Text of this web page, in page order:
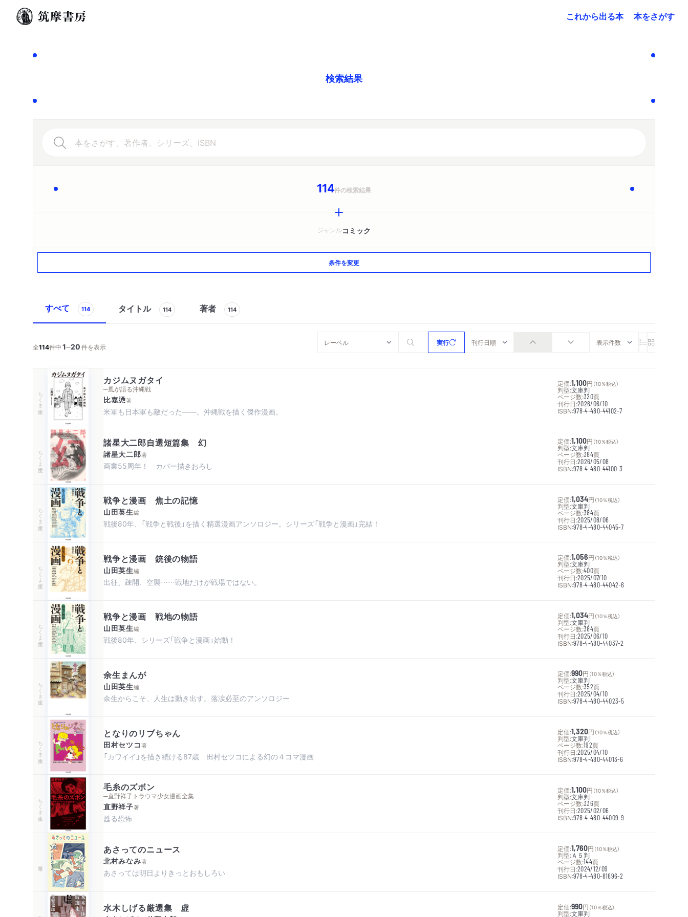
これから出る本 本をさがす
検索結果
114件の検索結果
ジャンルコミック
条件を変更
すべて 114 タイトル 114 著者 114
全114件中1─20件を表示
実行
ちくま文庫
カジムヌガタイ
─風が語る沖縄戦
比嘉慂著
米軍も日本軍も敵だった――。沖縄戦を描く傑作漫画。
定価:1,100円 （10％税込）
判型:文庫判
ページ数:320頁
刊行日:2026/06/10
ISBN:978-4-480-44102-7
ちくま文庫
諸星大二郎自選短篇集 幻
諸星大二郎著
画業55周年！ カバー描きおろし
定価:1,100円 （10％税込）
判型:文庫判
ページ数:384頁
刊行日:2026/05/08
ISBN:978-4-480-44100-3
ちくま文庫
戦争と漫画 焦土の記憶
山田英生編
戦後80年、「戦争と戦後」を描く精選漫画アンソロジー。シリーズ「戦争と漫画」完結！
定価:1,034円 （10％税込）
判型:文庫判
ページ数:384頁
刊行日:2025/08/06
ISBN:978-4-480-44045-7
ちくま文庫
戦争と漫画 銃後の物語
山田英生編
出征、疎開、空襲……戦地だけが戦場ではない。
定価:1,056円 （10％税込）
判型:文庫判
ページ数:400頁
刊行日:2025/07/10
ISBN:978-4-480-44042-6
ちくま文庫
戦争と漫画 戦地の物語
山田英生編
戦後80年、シリーズ「戦争と漫画」始動！
定価:1,034円 （10％税込）
判型:文庫判
ページ数:384頁
刊行日:2025/06/10
ISBN:978-4-480-44037-2
ちくま文庫
余生まんが
山田英生編
余生からこそ、人生は動き出す。落涙必至のアンソロジー
定価:990円 （10％税込）
判型:文庫判
ページ数:352頁
刊行日:2025/04/10
ISBN:978-4-480-44023-5
ちくま文庫
となりのリブちゃん
田村セツコ著
「カワイイ」を描き続ける87歳 田村セツコによる幻の４コマ漫画
定価:1,320円 （10％税込）
判型:文庫判
ページ数:192頁
刊行日:2025/04/10
ISBN:978-4-480-44013-6
ちくま文庫
毛糸のズボン
─直野祥子トラウマ少女漫画全集
直野祥子著
甦る恐怖
定価:1,100円 （10％税込）
判型:文庫判
ページ数:336頁
刊行日:2025/02/06
ISBN:978-4-480-44009-9
あさってのニュース
北村みなみ著
あさっては明日よりきっとおもしろい
定価:1,760円 （10％税込）
判型: Ａ５判
ページ数:144頁
刊行日:2024/12/09
ISBN:978-4-480-81696-2
水木しげる厳選集 虚 定価:990円 （10％税込）
判型:文庫判